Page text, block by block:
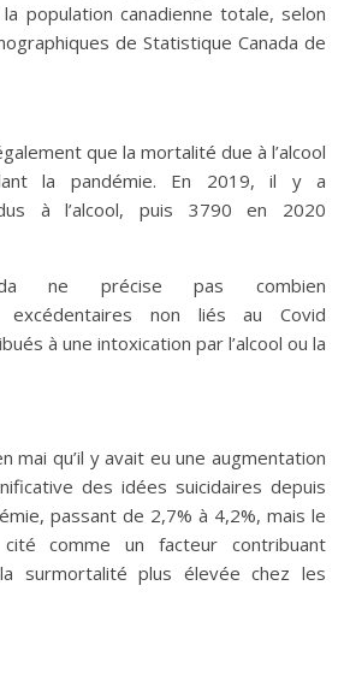
population canadienne totale, selon
de Statistique Canada de
que la mortalité due à l’alcool
la pandémie. En 2019, il y a
à l’alcool, puis 3790 en 2020
ne précise pas combien
non liés au Covid
à une intoxication par l’alcool ou la
mai qu’il y avait eu une augmentation
des idées suicidaires depuis
passant de 2,7% à 4,2%, mais le
comme un facteur contribuant
surmortalité plus élevée chez les